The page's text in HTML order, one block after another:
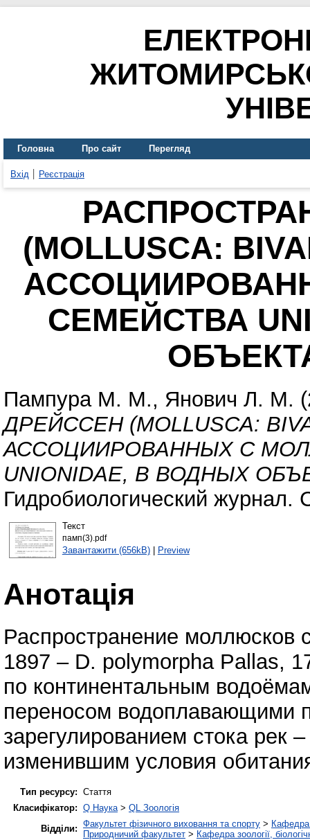
Головна Про сайт Перегляд
Вхід Реєстрація
(MOLLUSCA:
СЕМЕЙСТВА
Пампура М. М., Янович Л. М.
ДРЕЙССЕН (MOLLUSCA:
АССОЦИИРОВАННЫХ С
UNIONIDAE, В ВОДНЫХ
Гидробиологический журнал.
Текст
памп(3).pdf
Завантажити (656kB)| Preview
Анотація
Распространение моллюсков
1897 – D. polymorpha Pallas,
по континентальным
переносом водоплавающими
зарегулированием стока
изменившим условия
Тип ресурсу: Стаття
Класифікатор: Q Наука > QL Зоологія
Відділи: Факультет фізичного виховання та спорту > Кафедра
Природничий факультет > Кафедра зоології,